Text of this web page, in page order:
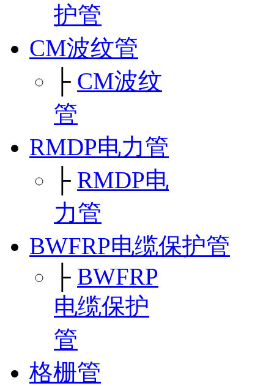
护管
CM波纹管
├ CM波纹
管
RMDP电力管
├ RMDP电
力管
BWFRP电缆保护管
├ BWFRP
电缆保护
管
格栅管